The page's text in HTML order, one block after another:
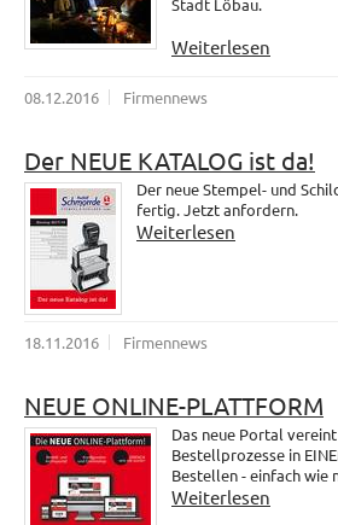
Stadt Löbau.
Weiterlesen
08.12.2016 Firmennews
Der NEUE KATALOG ist da!
Der neue Stempel- und
fertig. Jetzt anfordern.
Weiterlesen
18.11.2016 Firmennews
NEUE ONLINE-PLATTFORM
Das neue Portal
Bestellprozesse in
Bestellen - einfach wie
Weiterlesen